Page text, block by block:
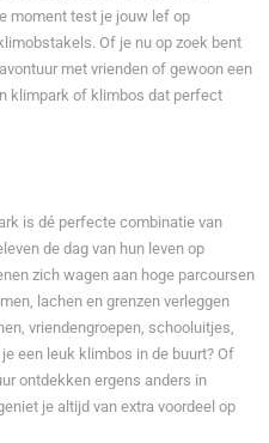
moment test je jouw lef op
Of je nu op zoek bent
met vrienden of gewoon een
klimpark of klimbos dat perfect
is dé perfecte combinatie van
de dag van hun leven op
zich wagen aan hoge parcoursen
lachen en grenzen verleggen
vriendengroepen, schooluitjes,
een leuk klimbos in de buurt? Of
ontdekken ergens anders in
je altijd van extra voordeel op